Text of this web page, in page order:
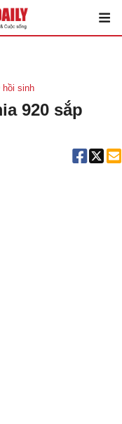
hồi sinh
920 sắp